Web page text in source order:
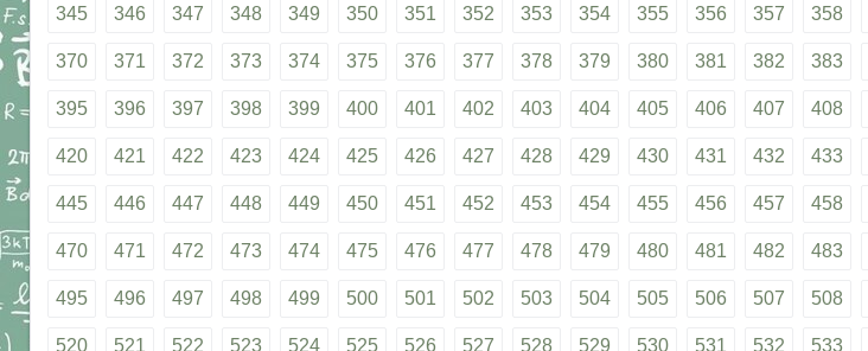
345 346 347 348 349 350 351 352 353 354 355 356 357 358
370 371 372 373 374 375 376 377 378 379 380 381 382 383
395 396 397 398 399 400 401 402 403 404 405 406 407 408
420 421 422 423 424 425 426 427 428 429 430 431 432 433
445 446 447 448 449 450 451 452 453 454 455 456 457 458
470 471 472 473 474 475 476 477 478 479 480 481 482 483
495 496 497 498 499 500 501 502 503 504 505 506 507 508
520 521 522 523 524 525 526 527 528 529 530 531 532 533